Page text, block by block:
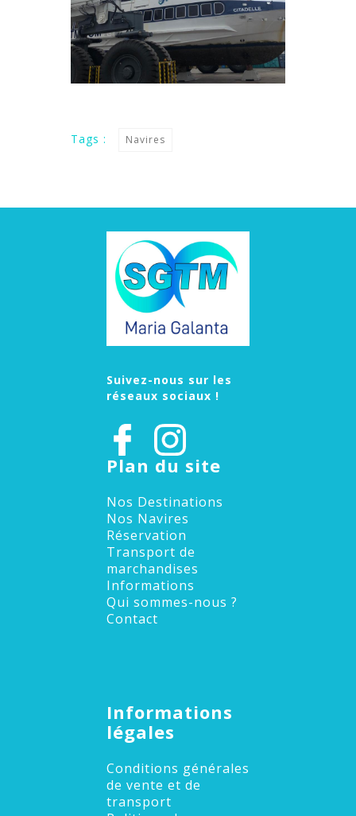
Tags : Navires
Suivez-nous sur les
réseaux sociaux !
Plan du site
Nos Destinations
Nos Navires
Réservation
Transport de
marchandises
Informations
Qui sommes-nous ?
Contact
Informations
légales
Conditions générales
de vente et de
transport